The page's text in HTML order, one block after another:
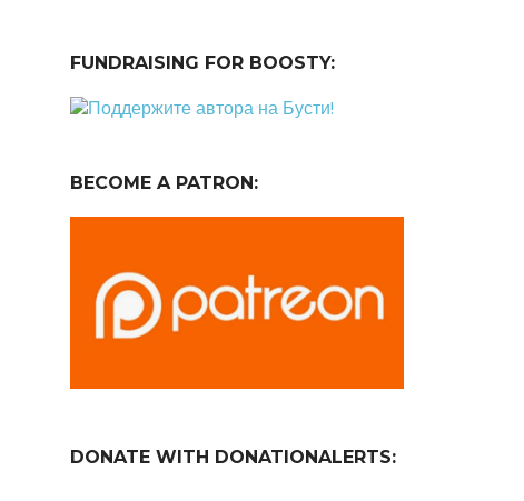
FUNDRAISING FOR BOOSTY:
BECOME A PATRON:
DONATE WITH DONATIONALERTS: